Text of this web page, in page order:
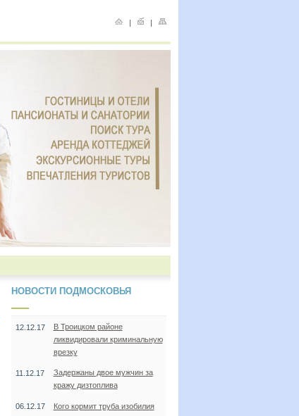
| |
НОВОСТИ ПОДМОСКОВЬЯ
12.12.17
В Троицком районе
ликвидировали криминальную
врезку
11.12.17
Задержаны двое мужчин за
кражу дизтоплива
06.12.17 Кого кормит труба изобилия